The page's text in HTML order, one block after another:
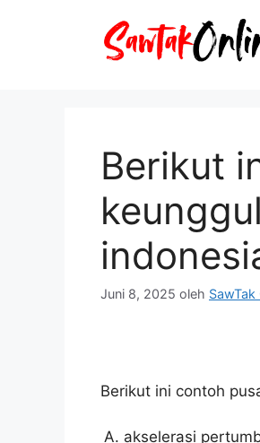
Berikut
Juni 8, 2025 oleh SawTak
Berikut ini contoh
akselerasi